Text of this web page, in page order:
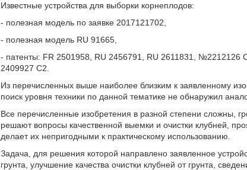
Известные устройства для выборки корнеплодов:
- полезная модель по заявке 2017121702,
- полезная модель RU 91665,
- патенты: FR 2501958, RU 2456791, RU 2611831,
2409927 С2.
Из перечисленных выше наиболее близким к заявленному
поиск уровня техники по данной тематике не обнаружил
Все перечисленные изобретения в разной степени сложны,
решают вопросы качественной выемки и очистки клубней,
делает их непригодными к практическому использованию.
Задача, для решения которой направлено заявленное
грунта, улучшение качества очистки клубней от грунта,